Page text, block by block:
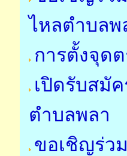
ไหลตำบล
การตั้งจุด
เปิดรับสมั
ตำบลพลา
ขอเชิญร่ว